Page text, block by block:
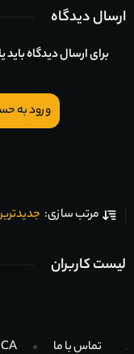
ارسال دیدگاه
برای ارسال دیدگاه
ورود به
مرتب سازی:
لیست کاربران
تماس با ما